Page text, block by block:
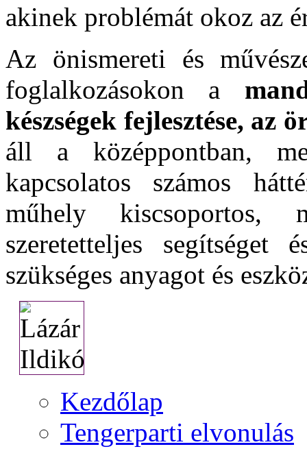
akinek problémát okoz az
Az önismereti és
foglalkozásokon a
készségek fejlesztése, az
áll a középpontban,
kapcsolatos számos
műhely kiscsoportos,
szeretetteljes
szükséges anyagot és
Kezdőlap
Tengerparti elvonulás